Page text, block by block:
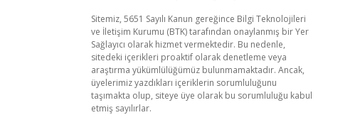
Sitemiz, 5651 Sayılı Kanun gereğince Bilgi Teknolojileri
ve İletişim Kurumu (BTK) tarafından onaylanmış bir Yer
Sağlayıcı olarak hizmet vermektedir. Bu nedenle,
sitedeki içerikleri proaktif olarak denetleme veya
araştırma yükümlülüğümüz bulunmamaktadır. Ancak,
üyelerimiz yazdıkları içeriklerin sorumluluğunu
taşımakta olup, siteye üye olarak bu sorumluluğu kabul
etmiş sayılırlar.